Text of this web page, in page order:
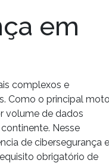
em
complexos e
Como o principal
volume de dados
Nesse
de cibersegurança
obrigatório de